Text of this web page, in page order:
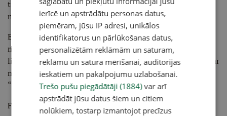
to izdevās izklepot ārā, un briesmas bija garām, bet arī
mamma bija vareni sabijusies.”
Ellijas vēstules bija īpašas ar to, ka tēvam, brāļiem un
māsām viņa vienmēr rakstīja somiski, bet mammai –
lielākoties zviedriski. Šķiet, ka viņai bija tuvas attiecības ar
māti. Visās vēstulēs atspoguļojas cieņa un mīlestība:
“Mīļā, Labā, Ilgotā, Dārgā Mamma!”
Forselu ģimenes brīvdienu mītne atradās Nummelā, kur
ierīcē un apstrādātu personas datus,
piemēram, jūsu IP adresi, unikālos
identifikatorus un pārlūkošanas datus,
personalizētām reklāmām un saturam,
reklāmu un satura mērīšanai, auditorijas
ieskatiem un pakalpojumu uzlabošanai.
Trešo pušu piegādātāji (1884)var arī
apstrādāt jūsu datus šiem un citiem
nolūkiem, tostarp izmantojot precīzus